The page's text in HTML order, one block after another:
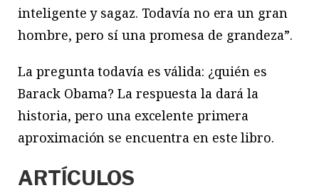
inteligente y sagaz. Todavía no era un gran
hombre, pero sí una promesa de grandeza”.
La pregunta todavía es válida: ¿quién es
Barack Obama? La respuesta la dará la
historia, pero una excelente primera
aproximación se encuentra en este libro.
ARTÍCULOS